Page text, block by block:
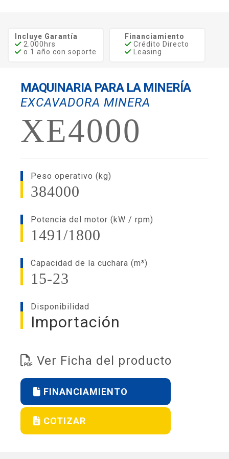
Incluye Garantía
2.000hrs
o 1 año con soporte
Financiamiento
Crédito Directo
Leasing
MAQUINARIA PARA LA MINERÍA
EXCAVADORA MINERA
XE4000
Peso operativo (kg)
384000
Potencia del motor (kW / rpm)
1491/1800
Capacidad de la cuchara (m³)
15-23
Disponibilidad
Importación
Ver Ficha del producto
FINANCIAMIENTO
COTIZAR